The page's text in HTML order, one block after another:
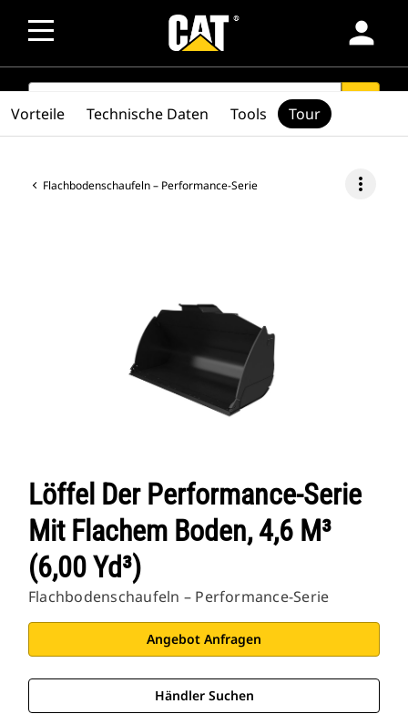
person
SEARCH
Flachbodenschaufeln – Performance-Serie more_vert
Löffel Der Performance-Serie
Mit Flachem Boden, 4,6 M³
(6,00 Yd³)
Flachbodenschaufeln – Performance-Serie
Angebot Anfragen
Händler Suchen
Vorteile Technische Daten Tools Tour